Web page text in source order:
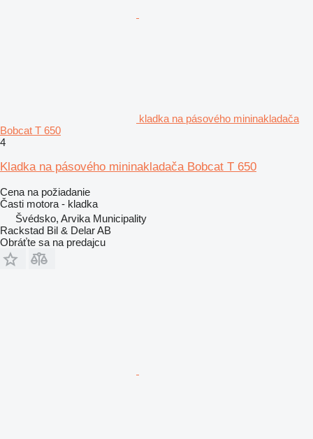
kladka na pásového mininakladača
Bobcat T 650
4
Kladka na pásového mininakladača Bobcat T 650
Cena na požiadanie
Časti motora - kladka
Švédsko, Arvika Municipality
Rackstad Bil & Delar AB
Obráťte sa na predajcu